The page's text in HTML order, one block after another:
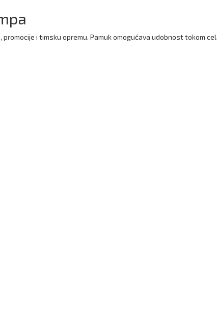
promocije i timsku opremu. Pamuk omogućava udobnost tokom